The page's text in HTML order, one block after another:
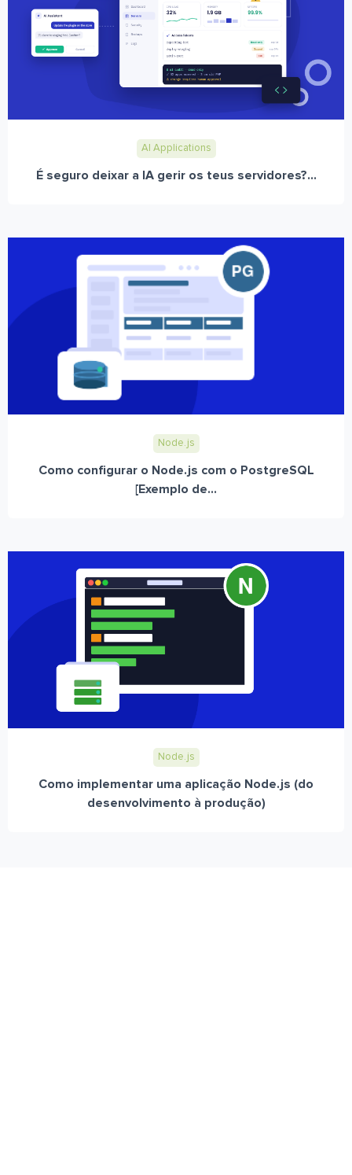
AI Applications
É seguro deixar a IA gerir os teus servidores?...
Node.js
Como configurar o Node.js com o PostgreSQL
[Exemplo de...
Node.js
Como implementar uma aplicação Node.js (do
desenvolvimento à produção)